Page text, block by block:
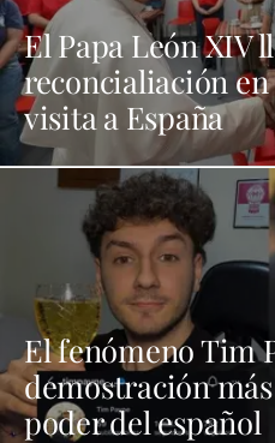
El Papa León XIV
reconcialiación
visita a España
El fenómeno Tim
demostración
poder del español